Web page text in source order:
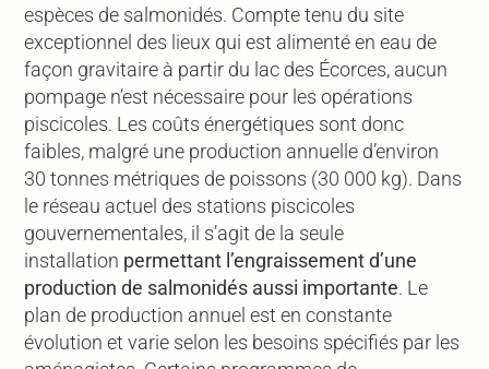
espèces de salmonidés. Compte tenu du site
exceptionnel des lieux qui est alimenté en eau de
façon gravitaire à partir du lac des Écorces, aucun
pompage n’est nécessaire pour les opérations
piscicoles. Les coûts énergétiques sont donc
faibles, malgré une production annuelle d’environ
30 tonnes métriques de poissons (30 000 kg). Dans
le réseau actuel des stations piscicoles
gouvernementales, il s’agit de la seule
installation permettant l’engraissement d’une
production de salmonidés aussi importante. Le
plan de production annuel est en constante
évolution et varie selon les besoins spécifiés par les